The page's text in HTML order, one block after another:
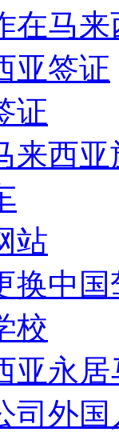
在马来
亚签证
证
来西亚
站
换中
校
亚永居
司 外国